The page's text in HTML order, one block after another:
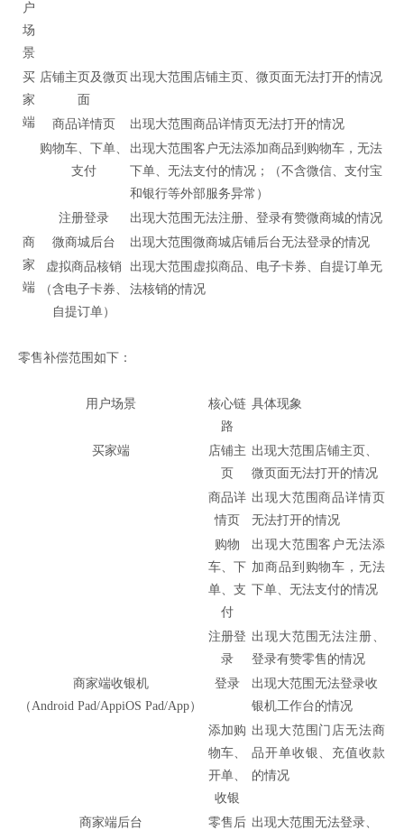
户
场
景
买
家
端
店铺主页及微页
面
出现大范围店铺主页、微页面无法打开的情况
商品详情页
出现大范围商品详情页无法打开的情况
购物车、下单、
支付
出现大范围客户无法添加商品到购物车，无法
下单、无法支付的情况；（不含微信、支付宝
和银行等外部服务异常）
注册登录
出现大范围无法注册、登录有赞微商城的情况
商
家
端
微商城后台
出现大范围微商城店铺后台无法登录的情况
虚拟商品核销
（含电子卡券、
自提订单）
出现大范围虚拟商品、电子卡券、自提订单无
法核销的情况
零售补偿范围如下：
用户场景
核心链
路
具体现象
买家端
店铺主
页
出现大范围店铺主页、
微页面无法打开的情况
商品详
情页
出现大范围商品详情页
无法打开的情况
购物
车、下
单、支
付
出现大范围客户无法添
加商品到购物车，无法
下单、无法支付的情况
注册登
录
出现大范围无法注册、
登录有赞零售的情况
商家端收银机
（Android Pad/AppiOS Pad/App）
登录
出现大范围无法登录收
银机工作台的情况
添加购
物车、
开单、
收银
出现大范围门店无法商
品开单收银、充值收款
的情况
商家端后台
零售后 出现大范围无法登录、